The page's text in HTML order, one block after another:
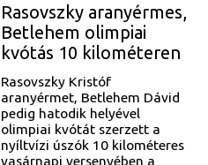
Rasovszky aranyérmes,
Betlehem olimpiai
kvótás 10 kilométeren
Rasovszky Kristóf
aranyérmet, Betlehem Dávid
pedig hatodik helyével
olimpiai kvótát szerzett a
nyíltvízi úszók 10 kilométeres
vasárnapi versenyében a